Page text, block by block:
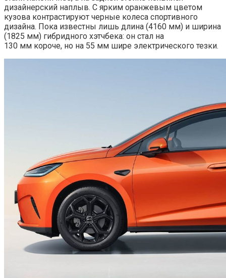
дизайнерский наплыв. С ярким оранжевым цветом
кузова контрастируют черные колеса спортивного
дизайна. Пока известны лишь длина (4160 мм) и ширина
(1825 мм) гибридного хэтчбека: он стал на
130 мм короче, но на 55 мм шире электрического тезки.